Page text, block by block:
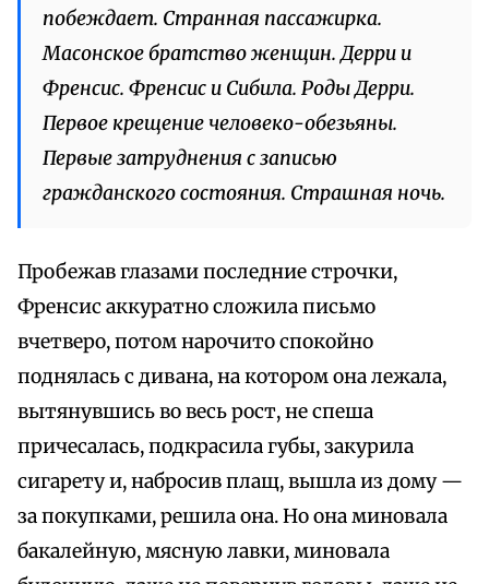
побеждает. Странная пассажирка.
Масонское братство женщин. Дерри и
Френсис. Френсис и Сибила. Роды Дерри.
Первое крещение человеко-обезьяны.
Первые затруднения с записью
гражданского состояния. Страшная ночь.
Пробежав глазами последние строчки,
Френсис аккуратно сложила письмо
вчетверо, потом нарочито спокойно
поднялась с дивана, на котором она лежала,
вытянувшись во весь рост, не спеша
причесалась, подкрасила губы, закурила
сигарету и, набросив плащ, вышла из дому —
за покупками, решила она. Но она миновала
бакалейную, мясную лавки, миновала